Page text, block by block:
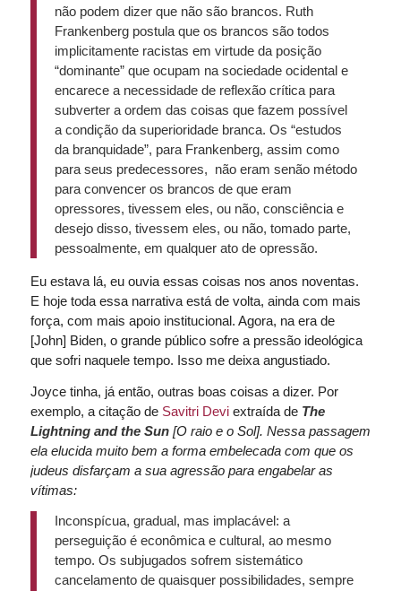
não podem dizer que não são brancos. Ruth
Frankenberg postula que os brancos são todos
implicitamente racistas em virtude da posição
“dominante” que ocupam na sociedade ocidental e
encarece a necessidade de reflexão crítica para
subverter a ordem das coisas que fazem possível
a condição da superioridade branca. Os “estudos
da branquidade”, para Frankenberg, assim como
para seus predecessores, não eram senão método
para convencer os brancos de que eram
opressores, tivessem eles, ou não, consciência e
desejo disso, tivessem eles, ou não, tomado parte,
pessoalmente, em qualquer ato de opressão.
Eu estava lá, eu ouvia essas coisas nos anos noventas.
E hoje toda essa narrativa está de volta, ainda com mais
força, com mais apoio institucional. Agora, na era de
[John] Biden, o grande público sofre a pressão ideológica
que sofri naquele tempo. Isso me deixa angustiado.
Joyce tinha, já então, outras boas coisas a dizer. Por
exemplo, a citação de Savitri Deviextraída de The
Lightning and the Sun[O raio e o Sol]. Nessa passagem
ela elucida muito bem a forma embelecada com que os
judeus disfarçam a sua agressão para engabelar as
vítimas:
Inconspícua, gradual, mas implacável: a
perseguição é econômica e cultural, ao mesmo
tempo. Os subjugados sofrem sistemático
cancelamento de quaisquer possibilidades, sempre